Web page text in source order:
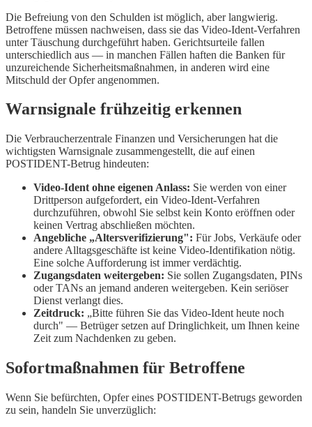
Die Befreiung von den Schulden ist möglich, aber langwierig.
Betroffene müssen nachweisen, dass sie das Video-Ident-Verfahren
unter Täuschung durchgeführt haben. Gerichtsurteile fallen
unterschiedlich aus — in manchen Fällen haften die Banken für
unzureichende Sicherheitsmaßnahmen, in anderen wird eine
Mitschuld der Opfer angenommen.
Warnsignale frühzeitig erkennen
Die Verbraucherzentrale Finanzen und Versicherungen hat die
wichtigsten Warnsignale zusammengestellt, die auf einen
POSTIDENT-Betrug hindeuten:
Video-Ident ohne eigenen Anlass: Sie werden von einer
Drittperson aufgefordert, ein Video-Ident-Verfahren
durchzuführen, obwohl Sie selbst kein Konto eröffnen oder
keinen Vertrag abschließen möchten.
Angebliche „Altersverifizierung": Für Jobs, Verkäufe oder
andere Alltagsgeschäfte ist keine Video-Identifikation nötig.
Eine solche Aufforderung ist immer verdächtig.
Zugangsdaten weitergeben: Sie sollen Zugangsdaten, PINs
oder TANs an jemand anderen weitergeben. Kein seriöser
Dienst verlangt dies.
Zeitdruck: „Bitte führen Sie das Video-Ident heute noch
durch" — Betrüger setzen auf Dringlichkeit, um Ihnen keine
Zeit zum Nachdenken zu geben.
Sofortmaßnahmen für Betroffene
Wenn Sie befürchten, Opfer eines POSTIDENT-Betrugs geworden
zu sein, handeln Sie unverzüglich: